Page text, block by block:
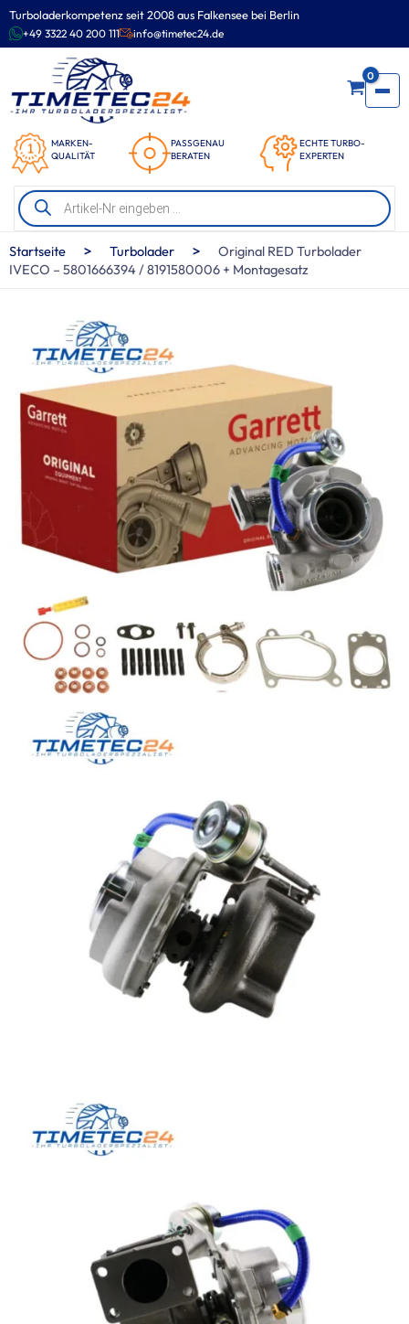
Turboladerkompetenz seit 2008 aus Falkensee bei Berlin
+49 3322 40 200 111 info@timetec24.de
MARKEN-
QUALITÄT
PASSGENAU
BERATEN
ECHTE TURBO-
EXPERTEN
0
Products
search
Zum
Inhalt
springen
Startseite > Turbolader >
Original RED Turbolader
IVECO – 5801666394 / 8191580006 + Montagesatz